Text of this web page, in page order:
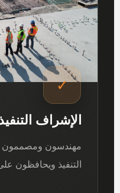
✓
الإشراف
مهندسون ومصممون
التنفيذ ويحافظون